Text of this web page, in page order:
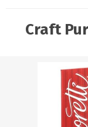
Craft